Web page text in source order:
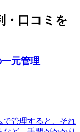
・口コミを
元管理
で管理すると、それ